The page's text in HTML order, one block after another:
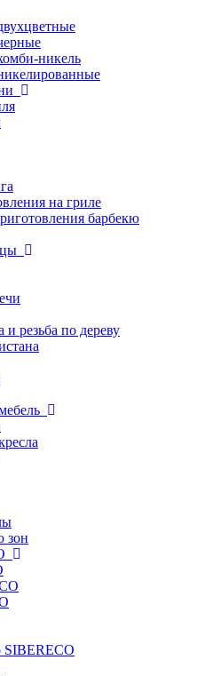
никель
на гриле
барбекю
и резьба по дереву
зон
SIBERECO